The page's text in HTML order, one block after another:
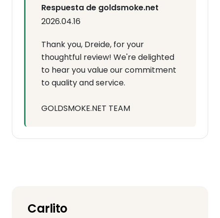
Respuesta de goldsmoke.net
2026.04.16
Thank you, Dreide, for your
thoughtful review! We're delighted
to hear you value our commitment
to quality and service.
GOLDSMOKE.NET TEAM
Carlito